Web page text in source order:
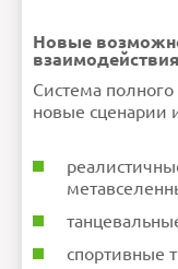
Новые
взаимодействия
Система
новые сценарии
спортивные